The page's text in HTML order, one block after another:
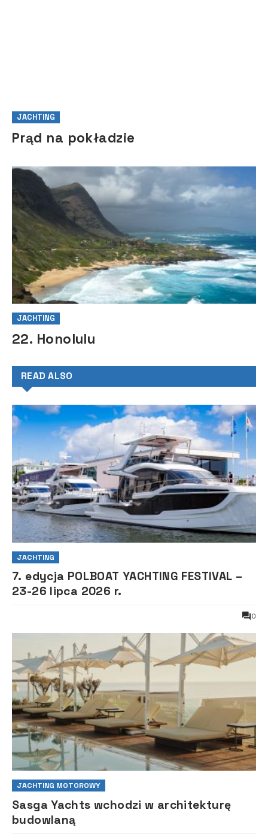
JACHTING
Prąd na pokładzie
JACHTING
22. Honolulu
READ ALSO
JACHTING
7. edycja POLBOAT YACHTING FESTIVAL –
23-26 lipca 2026 r.
0
JACHTING MOTOROWY
Sasga Yachts wchodzi w architekturę
budowlaną